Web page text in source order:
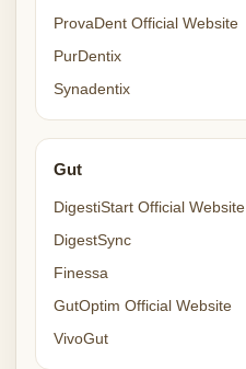
ProvaDent Official Website
PurDentix
Synadentix
Gut
DigestiStart Official Website
DigestSync
Finessa
GutOptim Official Website
VivoGut